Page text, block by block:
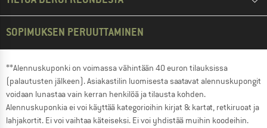
SOPIMUKSEN PERUUTTAMINEN
**Alennuskuponki on voimassa vähintään 40 euron tilauksissa
(palautusten jälkeen). Asiakastilin luomisesta saatavat alennuskupongit
voidaan lunastaa vain kerran henkilöä ja tilausta kohden.
Alennuskuponkia ei voi käyttää kategorioihin kirjat & kartat, retkiruoat ja
lahjakortit. Ei voi vaihtaa käteiseksi. Ei voi yhdistää muihin koodeihin.